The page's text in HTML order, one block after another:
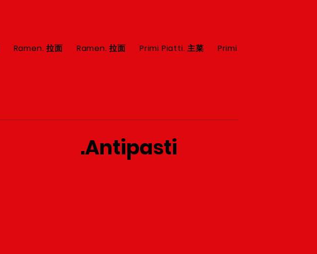
Antipasti.
Ramen. 拉面 Ramen. 拉面 Primi Piatti. 主菜 Primi Piatti. 主菜